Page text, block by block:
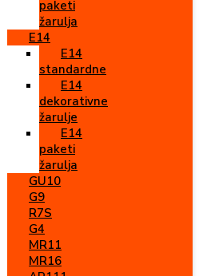
paketi
žarulja
E14
E14
standardne
E14
dekorativne
žarulje
E14
paketi
žarulja
GU10
G9
R7S
G4
MR11
MR16